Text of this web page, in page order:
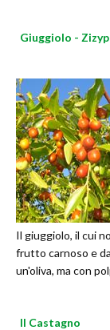
Giuggiolo -
Il giuggiolo, il cui
frutto carnoso e
un'oliva, ma con
Il Castagno